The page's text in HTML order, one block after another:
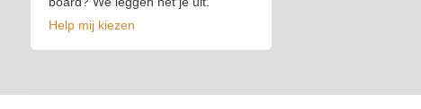
Help mij kiezen